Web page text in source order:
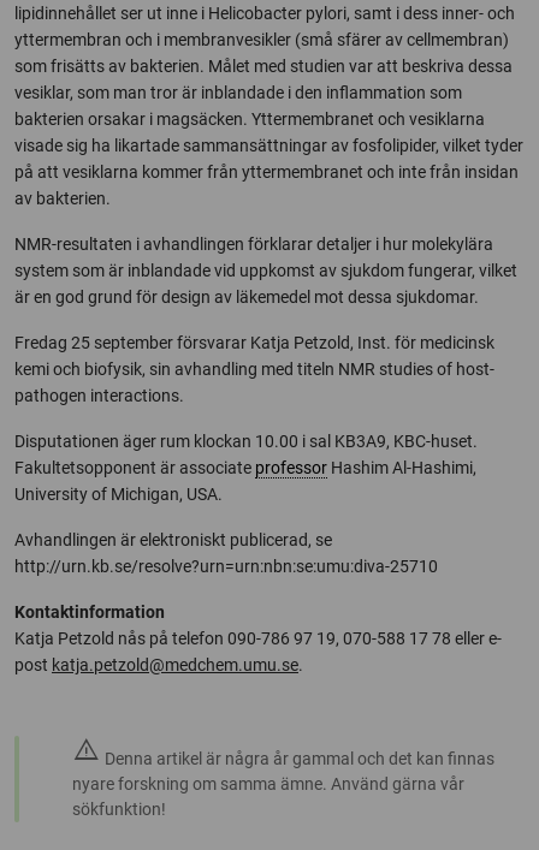
lipidinnehållet ser ut inne i Helicobacter pylori, samt i dess inner- och
yttermembran och i membranvesikler (små sfärer av cellmembran)
som frisätts av bakterien. Målet med studien var att beskriva dessa
vesiklar, som man tror är inblandade i den inflammation som
bakterien orsakar i magsäcken. Yttermembranet och vesiklarna
visade sig ha likartade sammansättningar av fosfolipider, vilket tyder
på att vesiklarna kommer från yttermembranet och inte från insidan
av bakterien.
NMR-resultaten i avhandlingen förklarar detaljer i hur molekylära
system som är inblandade vid uppkomst av sjukdom fungerar, vilket
är en god grund för design av läkemedel mot dessa sjukdomar.
Fredag 25 september försvarar Katja Petzold, Inst. för medicinsk
kemi och biofysik, sin avhandling med titeln NMR studies of host-
pathogen interactions.
Disputationen äger rum klockan 10.00 i sal KB3A9, KBC-huset.
Fakultetsopponent är associate professor Hashim Al-Hashimi,
University of Michigan, USA.
Avhandlingen är elektroniskt publicerad, se
http://urn.kb.se/resolve?urn=urn:nbn:se:umu:diva-25710
Kontaktinformation
Katja Petzold nås på telefon 090-786 97 19, 070-588 17 78 eller e-
post katja.petzold@medchem.umu.se.
warning Denna artikel är några år gammal och det kan finnas
nyare forskning om samma ämne. Använd gärna vår
sökfunktion!